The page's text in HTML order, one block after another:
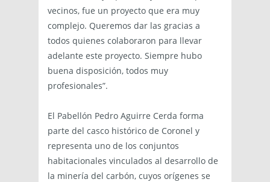
vecinos, fue un proyecto que era muy
complejo. Queremos dar las gracias a
todos quienes colaboraron para llevar
adelante este proyecto. Siempre hubo
buena disposición, todos muy
profesionales”.
El Pabellón Pedro Aguirre Cerda forma
parte del casco histórico de Coronel y
representa uno de los conjuntos
habitacionales vinculados al desarrollo de
la minería del carbón, cuyos orígenes se